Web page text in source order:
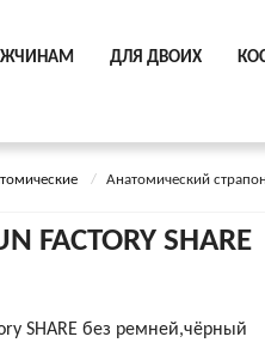
ДЛЯ ДВОИХ
Анатомический
SHARE